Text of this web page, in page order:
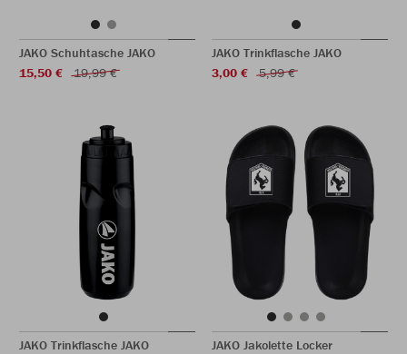
JAKO Schuhtasche JAKO
15,50 €
19,99 €
JAKO Trinkflasche JAKO
3,00 €
5,99 €
JAKO Trinkflasche JAKO
JAKO Jakolette Locker